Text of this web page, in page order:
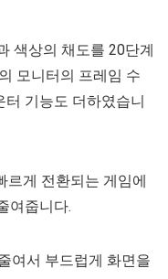
색상의 채도를 20단계
모니터의 프레임 수
기능도 더하였습니
르게 전환되는 게임에
여줍니다.
여서 부드럽게 화면을